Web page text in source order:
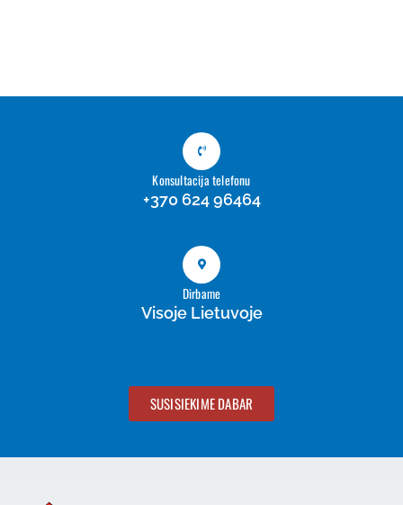
Konsultacija telefonu
+370 624 96464
Dirbame
Visoje Lietuvoje
SUSISIEKIME DABAR